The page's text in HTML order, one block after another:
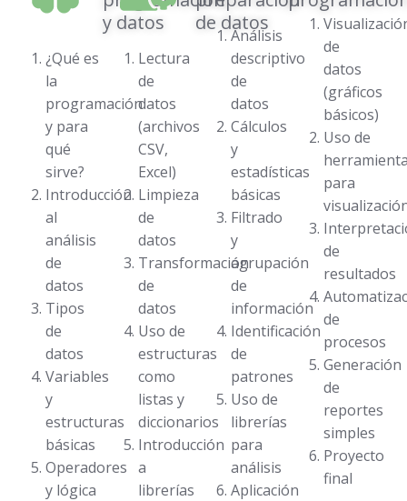
y datos
¿Qué es
la
programación
y para
qué
sirve?
Introducción
al
análisis
de
datos
Tipos
de
datos
Variables
y
estructuras
básicas
Operadores
y lógica
de datos
Lectura
de
datos
(archivos
CSV,
Excel)
Limpieza
de
datos
Transformación
de
datos
Uso de
estructuras
como
listas y
diccionarios
Introducción
a
librerías
Análisis
descriptivo
de
datos
Cálculos
y
estadísticas
básicas
Filtrado
y
agrupación
de
información
Identificación
de
patrones
Uso de
librerías
para
análisis
Aplicación
de
datos
(gráficos
básicos)
Uso de
para
de
resultados
de
procesos
Generación
de
reportes
simples
Proyecto
final